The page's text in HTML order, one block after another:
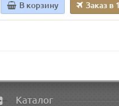
В корзину Заказ в
Каталог